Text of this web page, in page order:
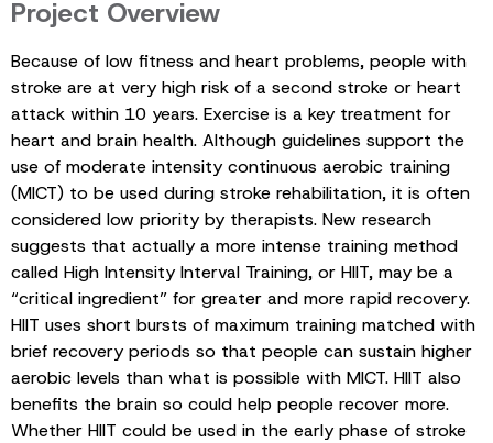
Project Overview
Because of low fitness and heart problems, people with
stroke are at very high risk of a second stroke or heart
attack within 10 years. Exercise is a key treatment for
heart and brain health. Although guidelines support the
use of moderate intensity continuous aerobic training
(MICT) to be used during stroke rehabilitation, it is often
considered low priority by therapists. New research
suggests that actually a more intense training method
called High Intensity Interval Training, or HIIT, may be a
“critical ingredient” for greater and more rapid recovery.
HIIT uses short bursts of maximum training matched with
brief recovery periods so that people can sustain higher
aerobic levels than what is possible with MICT. HIIT also
benefits the brain so could help people recover more.
Whether HIIT could be used in the early phase of stroke